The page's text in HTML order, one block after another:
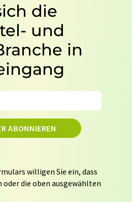
die
und
in
ABONNIEREN
willigen Sie ein, dass
oder die oben ausgewählten
Ihre Daten werden